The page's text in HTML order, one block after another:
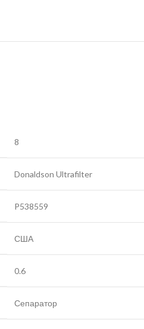
8
Donaldson Ultrafilter
P538559
США
0.6
Сепаратор